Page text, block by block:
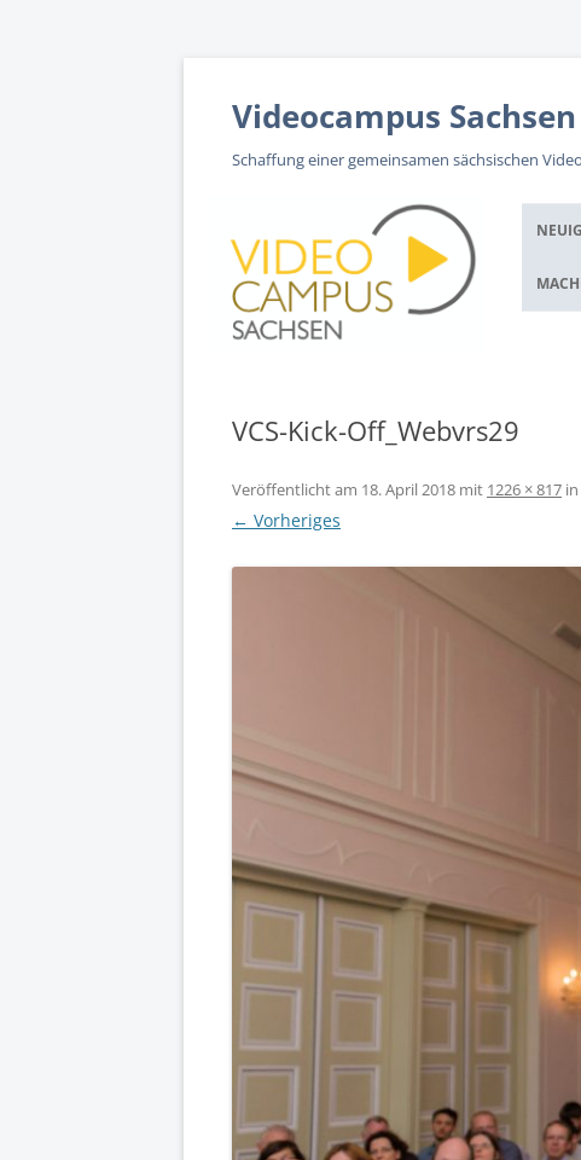
springen
Videocampus Sachsen
Schaffung einer gemeinsamen sächsischen
VCS-Kick-Off_Webvrs29
Veröffentlicht am 18. April 2018 mit 1226 × 817 in
← Vorheriges